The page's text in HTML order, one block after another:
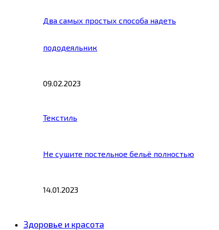
Два самых простых способа надеть
пододеяльник
09.02.2023
Текстиль
Не сушите постельное бельё полностью
14.01.2023
Здоровье и красота